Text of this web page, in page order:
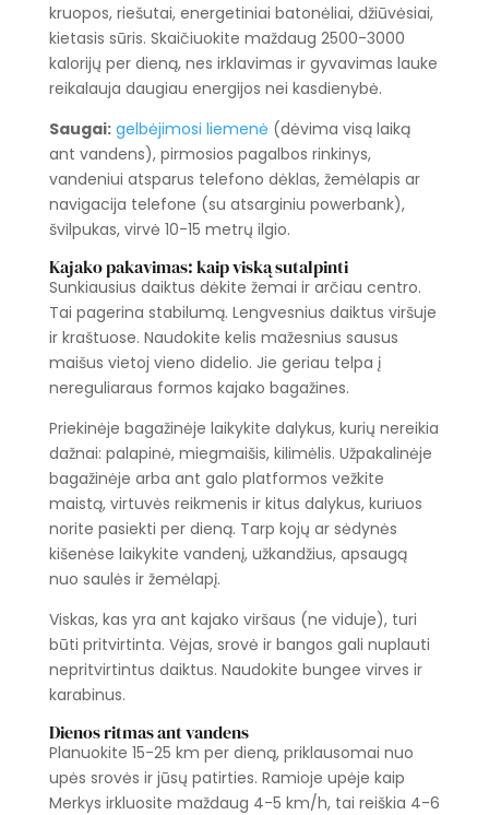
kruopos, riešutai, energetiniai batonėliai, džiūvėsiai,
kietasis sūris. Skaičiuokite maždaug 2500-3000
kalorijų per dieną, nes irklavimas ir gyvavimas lauke
reikalauja daugiau energijos nei kasdienybė.
Saugai: gelbėjimosi liemenė (dėvima visą laiką
ant vandens), pirmosios pagalbos rinkinys,
vandeniui atsparus telefono dėklas, žemėlapis ar
navigacija telefone (su atsarginiu powerbank),
švilpukas, virvė 10-15 metrų ilgio.
Kajako pakavimas: kaip viską sutalpinti
Sunkiausius daiktus dėkite žemai ir arčiau centro.
Tai pagerina stabilumą. Lengvesnius daiktus viršuje
ir kraštuose. Naudokite kelis mažesnius sausus
maišus vietoj vieno didelio. Jie geriau telpa į
nereguliaraus formos kajako bagažines.
Priekinėje bagažinėje laikykite dalykus, kurių nereikia
dažnai: palapinė, miegmaišis, kilimėlis. Užpakalinėje
bagažinėje arba ant galo platformos vežkite
maistą, virtuvės reikmenis ir kitus dalykus, kuriuos
norite pasiekti per dieną. Tarp kojų ar sėdynės
kišenėse laikykite vandenį, užkandžius, apsaugą
nuo saulės ir žemėlapį.
Viskas, kas yra ant kajako viršaus (ne viduje), turi
būti pritvirtinta. Vėjas, srovė ir bangos gali nuplauti
nepritvirtintus daiktus. Naudokite bungee virves ir
karabinus.
Dienos ritmas ant vandens
Planuokite 15-25 km per dieną, priklausomai nuo
upės srovės ir jūsų patirties. Ramioje upėje kaip
Merkys irkluosite maždaug 4-5 km/h, tai reiškia 4-6